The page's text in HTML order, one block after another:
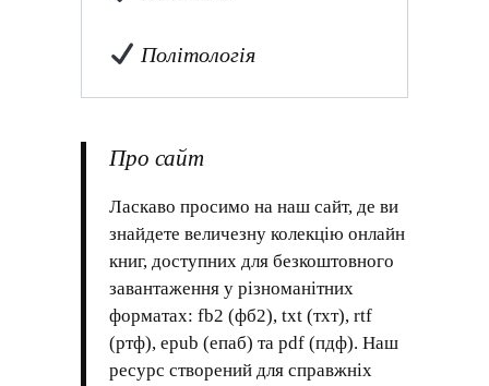
Політологія
Про сайт
Ласкаво просимо на наш сайт, де ви
знайдете величезну колекцію онлайн
книг, доступних для безкоштовного
завантаження у різноманітних
форматах: fb2 (фб2), txt (тхт), rtf
(ртф), epub (епаб) та pdf (пдф). Наш
ресурс створений для справжніх